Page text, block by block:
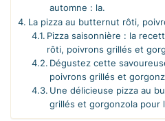
automne : la.
La pizza au butternut rôti,
Pizza saisonnière : la
rôti, poivrons grillés et
Dégustez cette
poivrons grillés et
Une délicieuse pizza au
grillés et gorgonzola pour